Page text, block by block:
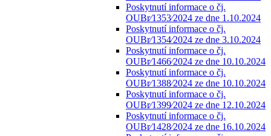
Poskytnutí informace o čj.
OUBr⁄1353⁄2024 ze dne 1.10.2024
Poskytnutí informace o čj.
OUBr⁄1354⁄2024 ze dne 3.10.2024
Poskytnutí informace o čj.
OUBr⁄1466⁄2024 ze dne 10.10.2024
Poskytnutí informace o čj.
OUBr⁄1388⁄2024 ze dne 10.10.2024
Poskytnutí informace o čj.
OUBr⁄1399⁄2024 ze dne 12.10.2024
Poskytnutí informace o čj.
OUBr⁄1428⁄2024 ze dne 16.10.2024